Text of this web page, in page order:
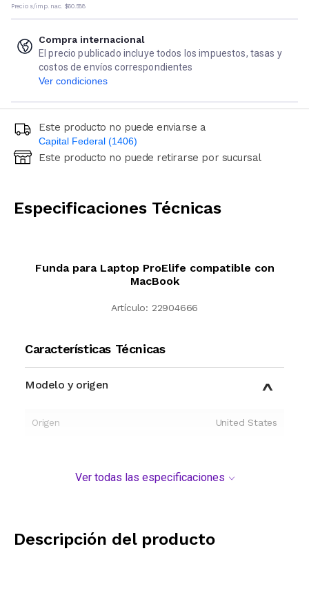
Precio s/imp. nac. $60.588
Compra internacional
El precio publicado incluye todos los impuestos, tasas y
costos de envíos correspondientes
Ver condiciones
Este producto no puede enviarse a
Capital Federal (1406)
Ingresá código postal (sólo números)
Este producto no puede retirarse por sucursal
Especificaciones Técnicas
Funda para Laptop ProElife compatible con
MacBook
Artículo: 22904666
Características Técnicas
Modelo y origen
Origen United States
Ver todas las especificaciones
Descripción del producto